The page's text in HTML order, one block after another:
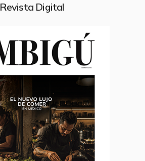
Revista Digital